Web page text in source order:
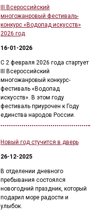
III Всероссийский
многожанровый фестиваль-
конкурс «Водопад искусств»
2026 год
16-01-2026
С 2 февраля 2026 года стартует
III Всероссийский
многожанровый конкурс-
фестиваль «Водопад
искусств». В этом году
фестиваль приурочен к Году
единства народов России.
Новый год стучится в дверь
26-12-2025
В отделении дневного
пребывания состоялся
новогодний праздник, который
подарил море радости и
улыбок.